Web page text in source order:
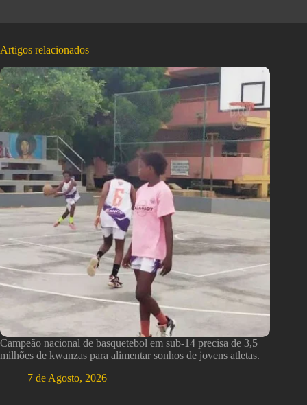
Artigos relacionados
Campeão nacional de basquetebol em sub-14 precisa de 3,5
milhões de kwanzas para alimentar sonhos de jovens atletas.
7 de Agosto, 2026